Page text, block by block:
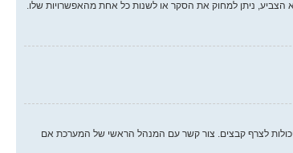
ניתן למחוק את הסקר או לשנות כל אחת מהאפשרויות שלו.
לצרף קבצים. צור קשר עם המנהל הראשי של המערכת אם